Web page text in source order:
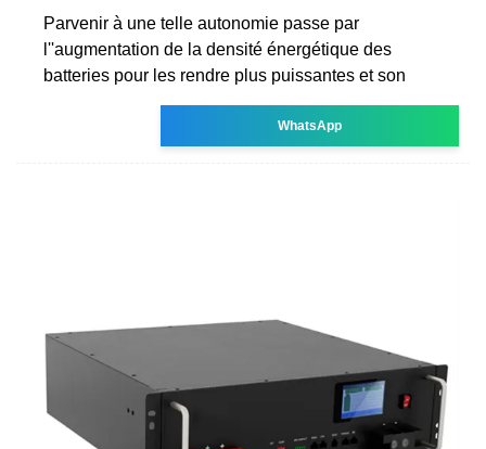
Parvenir à une telle autonomie passe par
l''augmentation de la densité énergétique des
batteries pour les rendre plus puissantes et son
WhatsApp